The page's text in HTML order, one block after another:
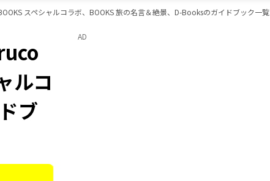
スペシャルコラボ、BOOKS 旅の名言＆絶景、D-Booksのガイドブック一覧
ルコ
ブ
AD